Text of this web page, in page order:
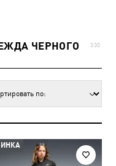
ЧЕРНОГО
330